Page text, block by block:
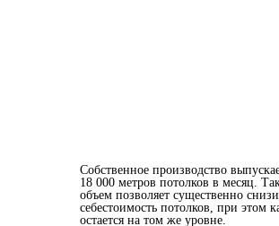
Собственное производство
18 000 метров потолков в месяц.
объем позволяет существенно
себестоимость потолков, при этом
остается на том же уровне.